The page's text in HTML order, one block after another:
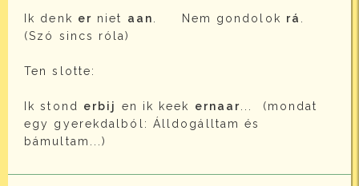
Ik denk er niet aan . Nem gondolok rá
(Szó sincs róla)
Ten slotte:
Ik stond erbij en ik keek ernaar ... (mondat
egy gyerekdalból: Álldogálltam és
bámultam...)